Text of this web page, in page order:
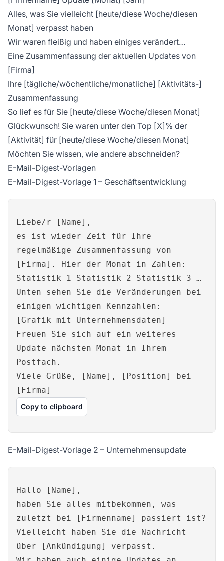
Alles, was Sie vielleicht [heute/diese Woche/diesen
Monat] verpasst haben
Wir waren fleißig und haben einiges verändert…
Eine Zusammenfassung der aktuellen Updates von
[Firma]
Ihre [tägliche/wöchentliche/monatliche] [Aktivitäts-]
Zusammenfassung
So lief es für Sie [heute/diese Woche/diesen Monat]
Glückwunsch! Sie waren unter den Top [X]% der
[Aktivität] für [heute/diese Woche/diesen Monat]
Möchten Sie wissen, wie andere abschneiden?
E-Mail-Digest-Vorlagen
E-Mail-Digest-Vorlage 1 – Geschäftsentwicklung
Liebe/r [Name],
es ist wieder Zeit für Ihre
regelmäßige Zusammenfassung von
[Firma]. Hier der Monat in Zahlen:
Statistik 1 Statistik 2 Statistik 3 …
Unten sehen Sie die Veränderungen bei
einigen wichtigen Kennzahlen:
[Grafik mit Unternehmensdaten]
Freuen Sie sich auf ein weiteres
Update nächsten Monat in Ihrem
Postfach.
Viele Grüße, [Name], [Position] bei
[Firma]
Copy to clipboard
E-Mail-Digest-Vorlage 2 – Unternehmensupdate
Hallo [Name],
haben Sie alles mitbekommen, was
zuletzt bei [Firmenname] passiert ist?
Vielleicht haben Sie die Nachricht
über [Ankündigung] verpasst.